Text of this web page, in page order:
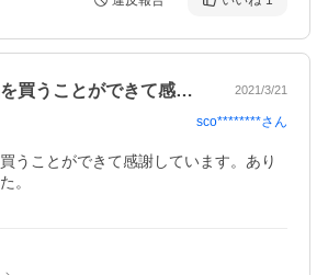
とてもいい商品を買うことができて感謝し… 2021/3/21
sco********さん
うことができて感謝しています。あり
。